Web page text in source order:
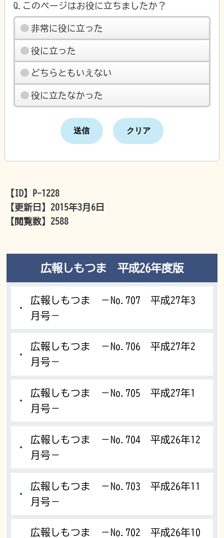
Q.このページはお役に立ちましたか？
非常に役に立った
役に立った
どちらともいえない
役に立たなかった
【ID】
P-1228
【更新日】 2015年3月6日
【閲覧数】 2588
広報しもつま 平成26年度版
広報しもつま －No.707 平成27年3
月号－
広報しもつま －No.706 平成27年2
月号－
広報しもつま －No.705 平成27年1
月号－
広報しもつま －No.704 平成26年12
月号－
広報しもつま －No.703 平成26年11
月号－
広報しもつま －No.702 平成26年10